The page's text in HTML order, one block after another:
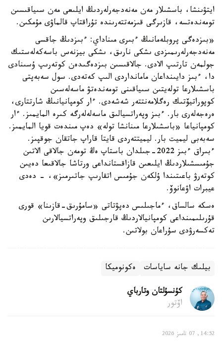
ايتۋىنشا، باسشىلار مەن مەنەدجەرلەردىڭ ايلىعى مەن سىياقىسىن
تومەندەتسە، قازىرگى قىزمەتتەرىندە تۇراقتاپ قالماۋى مۇمكىن.
«بىزدەگى پروبلەمانىڭ ءبىرى مىناداي: ءبىزدىڭ جاقسى
مەنەدجەرلەرىمىزدى ىشكى نارىق، ىشكى بيزنەس باسەكەلەستىك
جولمەن تارتىپ الادى. جالاقىسىن بىزدەگىدەن كوتەرىپ ۇسىنادى
دا، ءبىز دايىنداعان مامانداردى الىپ كەتەدى. سول سەبەپتى
باسشىلارعا تولەيتىن سىياقىنى تومەندەتۋ ماسەلەسىن
كوپوراتيۆتىك رەگلامەنتتەر شەشەدى. ءار كومپانيانىڭ شارتتارى،
ەرەجەلەرى بار. ءبىز وپەراتسيالىق ماسەلەلەرگە كىرە المايمىز. ءار
كومپانياعا «باسشىلارعا مىنانشا تولە» دەپ مىندەت قويا المايمىز.
سەبەبى ليميت بار. ليميتتەردى قايتا قاراپ جاتقان جوقپىز.
ءبىراق ءبىز 2022-جىلدان باستاپ ەڭ تومەن جالاقى الاتىن
جۇمىسشىلاردىڭ ايلىعىن قازاقستانداعى ورتاشا جالاقىعا دەيىن
كوتەرۋ باعىتىندا ۇلكەن جۇمىس اتقارىپ جاتىرمىز»، - دەدى
عيبرات اۋعانوۆ.
ەسكە سالساق، ءماجىلىس دەپۋتاتى «سامۇرىق-قازىنا» قورى
قۇرىلىمىنداعى كومپانيالاردىڭ قارجىلىق وپەراتسيالارىن
تەكسەرۋدى سۇراعان بولاتىن.
بيلىك جانە ساياسات ەكونوميكا
كۇنسۇلتان وتارباي
اۆتور
14:52, 07 تامىز 2026